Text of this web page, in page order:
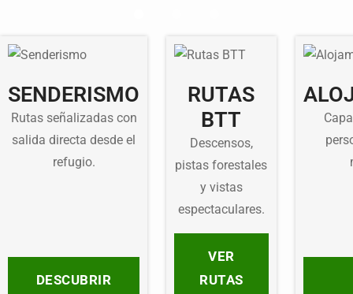
SENDERISMO
Rutas señalizadas con
salida directa desde el
refugio.
DESCUBRIR
RUTAS
BTT
Descensos,
pistas forestales
y vistas
espectaculares.
VER
RUTAS